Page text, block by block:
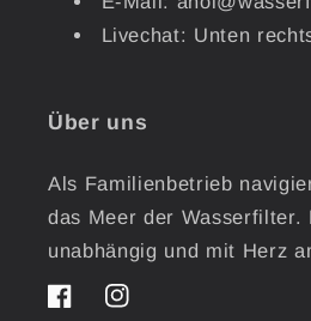
Livechat: Unten
Über uns
Als Familienbetrieb
das Meer der Wasserfilter.
unabhängig und mit Herz
FacebookInstagram